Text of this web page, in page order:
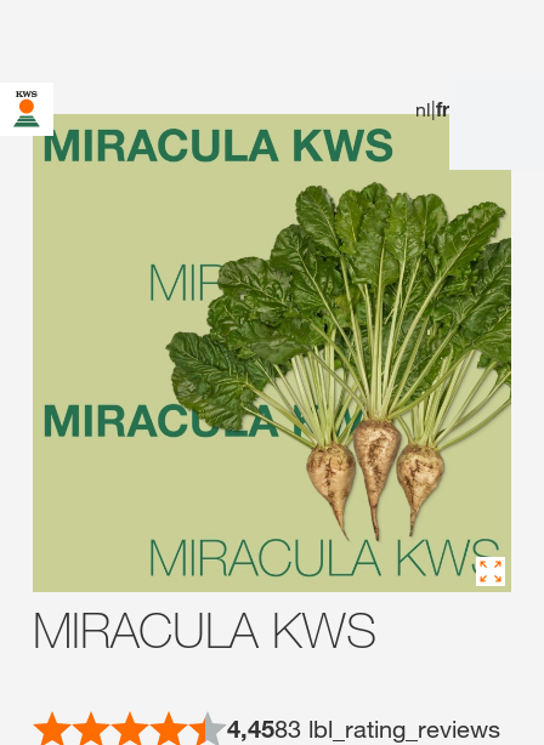
nl|fr
Vous êtes sur le site de KWS pour la Belgique. Une page
alternative pour votre pays existe pour cette page :
Voulez-vous changer maintenant ?
NE PAS
CHANGER CETTE
FOIS-CI
NE
DEMANDEZ
PLUS RIEN
MIRACULA KWS
4,4583 lbl_rating_reviews